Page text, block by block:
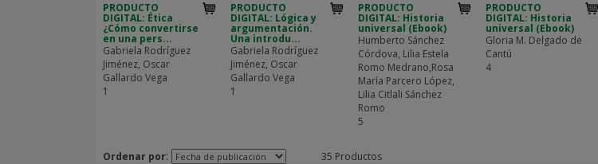
PRODUCTO
DIGITAL: Ética
¿Cómo convertirse
en una pers...
Gabriela Rodríguez
Jiménez, Oscar
Gallardo Vega
1
PRODUCTO
DIGITAL: Lógica y
argumentación.
Una introdu...
Gabriela Rodríguez
Jiménez, Oscar
Gallardo Vega
1
PRODUCTO
DIGITAL: Historia
universal (Ebook)
Humberto Sánchez
Córdova, Lilia Estela
Romo Medrano,Rosa
María Parcero López,
Lilia Citlali Sánchez
Romo
5
PRODUCTO
DIGITAL: Historia
universal (Ebook)
Gloria M. Delgado de
Cantú
4
Ordenar por: 35 Productos